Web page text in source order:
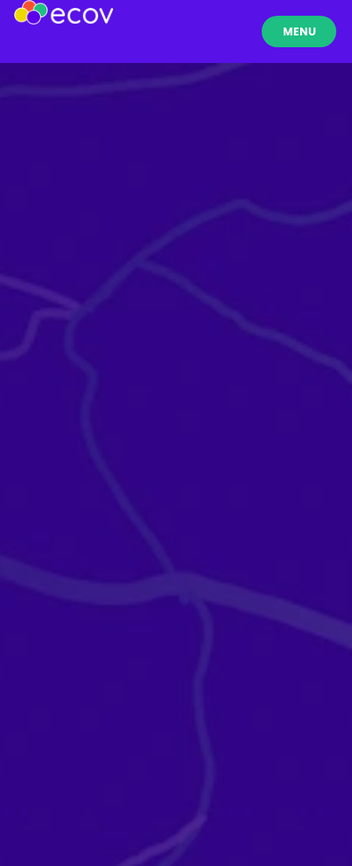
MENU
FERMER